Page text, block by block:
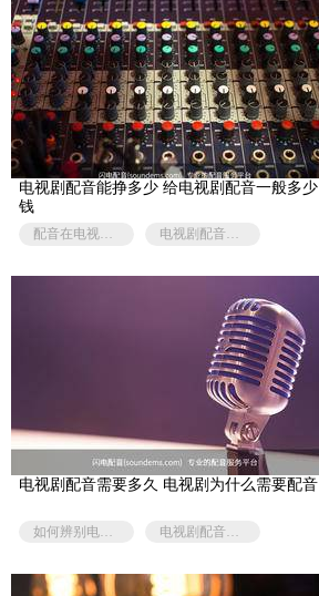
电视剧配音能挣多少 给电视剧配音一般多少
钱
配音在电视剧的作用 电视剧配音是演员配音吗
电视剧配音需要多久 电视剧为什么需要配音
如何辨别电视剧配音好不好 电视剧配音是演员配音吗